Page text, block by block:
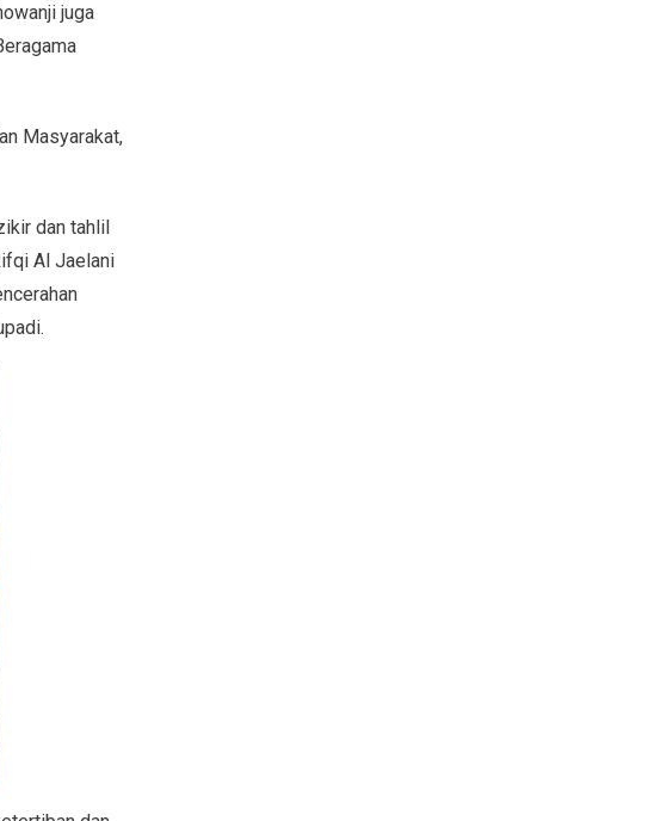
juga
Masyarakat,
dan tahlil
Al Jaelani